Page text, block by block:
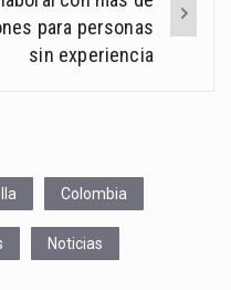
para personas
sin experiencia
Colombia
Noticias